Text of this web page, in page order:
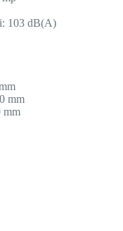
103 dB(A)
mm
mm